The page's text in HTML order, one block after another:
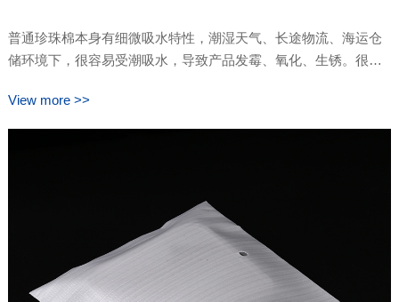
普通珍珠棉本身有细微吸水特性，潮湿天气、长途物流、海运仓
储环境下，很容易受潮吸水，导致产品发霉、氧化、生锈。很多
准。卓文包装是专业的防水珍珠棉包装袋生产厂家，采用覆膜复
合工艺，做到防震+防水双重防护，尺寸厚度均可定制，交货稳
View more >>